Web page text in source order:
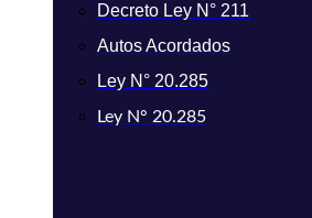
Decreto Ley N° 211
Autos Acordados
Ley N° 20.285
Ley N° 20.285